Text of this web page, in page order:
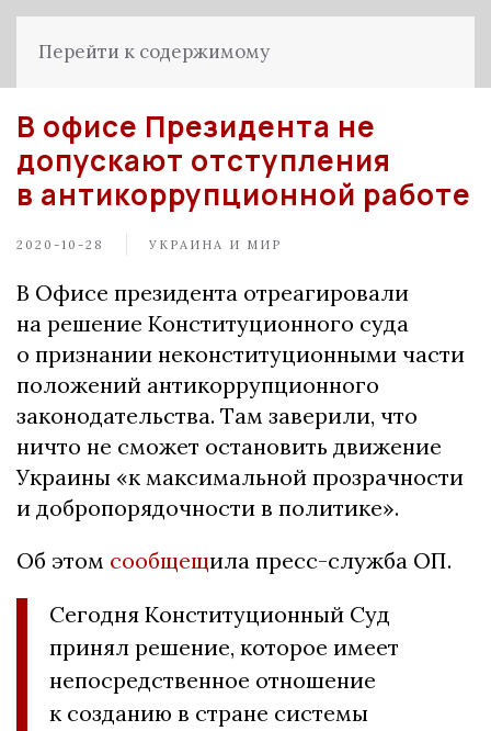
Перейти к содержимому
В офисе Президента не
допускают отступления
в антикоррупционной работе
2020-10-28 УКРАИНА И МИР
В Офисе президента отреагировали
на решение Конституционного суда
о признании неконституционными части
положений антикоррупционного
законодательства. Там заверили, что
ничто не сможет остановить движение
Украины «к максимальной прозрачности
и добропорядочности в политике».
Об этом сообщещила пресс-служба ОП.
Сегодня Конституционный Суд
принял решение, которое имеет
непосредственное отношение
к созданию в стране системы